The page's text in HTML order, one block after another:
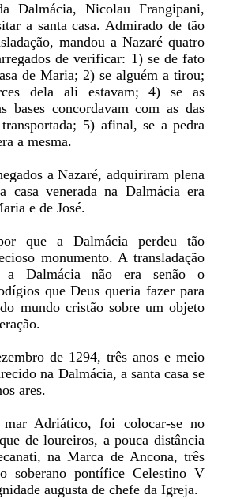
Dalmácia, Nicolau Frangipani,
a santa casa. Admirado de tão
mandou a Nazaré quatro
de verificar: 1) se de fato
de Maria; 2) se alguém a tirou;
dela ali estavam; 4) se as
bases concordavam com as das
transportada; 5) afinal, se a pedra
a mesma.
a Nazaré, adquiriram plena
casa venerada na Dalmácia era
e de José.
que a Dalmácia perdeu tão
monumento. A transladação
a Dalmácia não era senão o
que Deus queria fazer para
mundo cristão sobre um objeto
de 1294, três anos e meio
na Dalmácia, a santa casa se
ares.
mar Adriático, foi colocar-se no
de loureiros, a pouca distância
na Marca de Ancona, três
soberano pontífice Celestino V
augusta de chefe da Igreja.